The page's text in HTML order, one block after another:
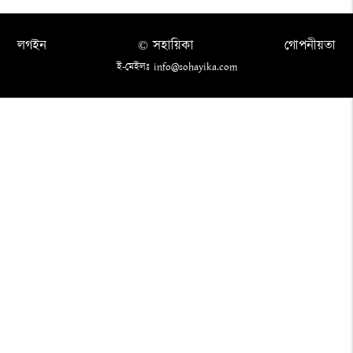
লগইন গোপনীয়তা
© সহায়িকা
ই-মেইলঃ info@sohayika.com